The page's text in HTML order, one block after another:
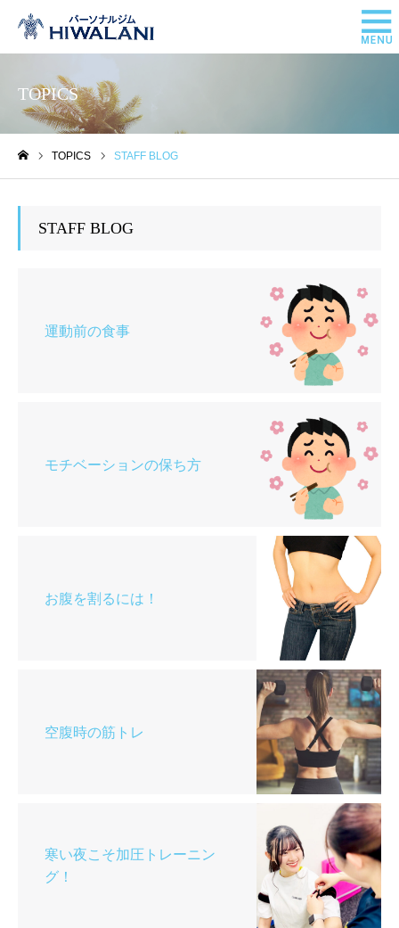
TOPICS
TOPICS STAFF BLOG
STAFF BLOG
運動前の食事
モチベーションの保ち方
お腹を割るには！
空腹時の筋トレ
寒い夜こそ加圧トレーニン
グ！